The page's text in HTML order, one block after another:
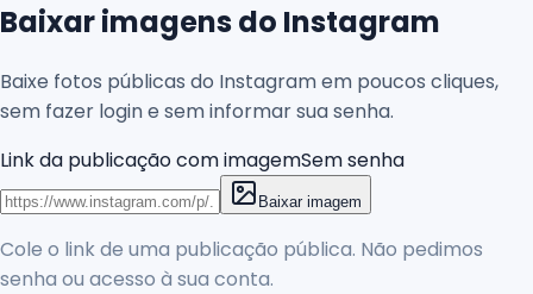
Baixar imagens do Instagram
Baixe fotos públicas do Instagram em poucos cliques,
sem fazer login e sem informar sua senha.
Link da publicação com imagemSem senha
Baixar imagem
Cole o link de uma publicação pública. Não pedimos
senha ou acesso à sua conta.